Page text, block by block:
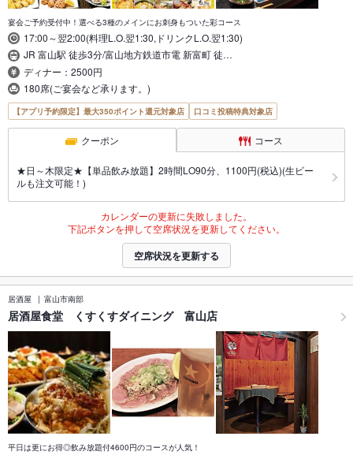
宴会ご予約受付中！選べる3種のメインにお刺身もついた彩コース
17:00～翌2:00(料理L.O.翌1:30,ドリンクL.O.翌1:30)
JR 富山駅 徒歩3分/富山地方鉄道市電 新富町 徒…
ディナー：2500円
180席(ご宴会など承ります。)
【アプリ予約限定】最大350ポイント還元対象店 口コミ投稿特典対象店
クーポン コース
★日～木限定★【単品飲み放題】2時間LO90分、1100円(税込)(生ビー
ルも注文可能！)
カレンダーの更新に失敗しました。
下記ボタンを押して空席状況を更新してください。
空席状況を更新する
居酒屋 富山市南部
居酒屋食堂 くすくすダイニング 富山店
平日は更にお得◎飲み放題付4600円のコースが人気！